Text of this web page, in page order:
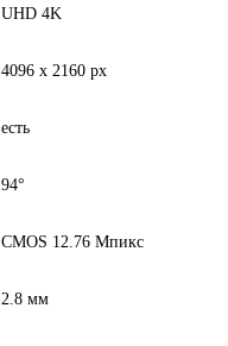
UHD 4K
4096 x 2160 px
есть
94°
CMOS 12.76 Мпикс
2.8 мм